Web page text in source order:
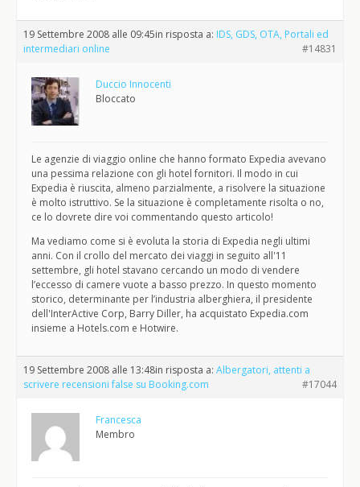
19 Settembre 2008 alle 09:45in risposta a: IDS, GDS, OTA, Portali ed
intermediari online
#14831
Duccio Innocenti
Bloccato
Le agenzie di viaggio online che hanno formato Expedia avevano
una pessima relazione con gli hotel fornitori. Il modo in cui
Expedia è riuscita, almeno parzialmente, a risolvere la situazione
è molto istruttivo. Se la situazione è completamente risolta o no,
ce lo dovrete dire voi commentando questo articolo!
Ma vediamo come si è evoluta la storia di Expedia negli ultimi
anni. Con il crollo del mercato dei viaggi in seguito all'11
settembre, gli hotel stavano cercando un modo di vendere
l’eccesso di camere vuote a basso prezzo. In questo momento
storico, determinante per l’industria alberghiera, il presidente
dell'InterActive Corp, Barry Diller, ha acquistato Expedia.com
insieme a Hotels.com e Hotwire.
19 Settembre 2008 alle 13:48in risposta a: Albergatori, attenti a
scrivere recensioni false su Booking.com
#17044
Francesca
Membro